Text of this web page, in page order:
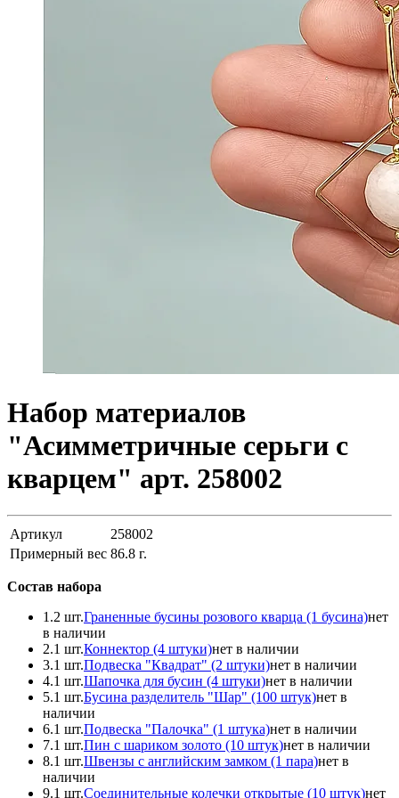
Набор материалов
"Асимметричные серьги с
кварцем" арт. 258002
Артикул
258002
Примерный вес 86.8 г.
Состав набора
1.2 шт.Граненные бусины розового кварца (1 бусина)нет
в наличии
2.1 шт.Коннектор (4 штуки)нет в наличии
3.1 шт.Подвеска "Квадрат" (2 штуки)нет в наличии
4.1 шт.Шапочка для бусин (4 штуки)нет в наличии
5.1 шт.Бусина разделитель "Шар" (100 штук)нет в
наличии
6.1 шт.Подвеска "Палочка" (1 штука)нет в наличии
7.1 шт.Пин с шариком золото (10 штук)нет в наличии
8.1 шт.Швензы с английским замком (1 пара)нет в
наличии
9.1 шт.Соединительные колечки открытые (10 штук)нет